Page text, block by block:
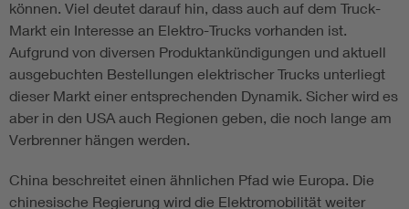
können. Viel deutet darauf hin, dass auch auf dem Truck-
Markt ein Interesse an Elektro-Trucks vorhanden ist.
Aufgrund von diversen Produktankündigungen und aktuell
ausgebuchten Bestellungen elektrischer Trucks unterliegt
dieser Markt einer entsprechenden Dynamik. Sicher wird es
aber in den USA auch Regionen geben, die noch lange am
Verbrenner hängen werden.
China beschreitet einen ähnlichen Pfad wie Europa. Die
chinesische Regierung wird die Elektromobilität weiter